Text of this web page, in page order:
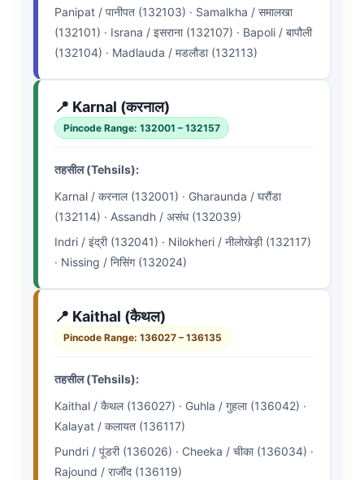
Panipat / पानीपत (132103) · Samalkha / समालखा
(132101) · Israna / इसराना (132107) · Bapoli / बापौली
(132104) · Madlauda / मडलौडा (132113)
📍 Karnal (करनाल)
Pincode Range: 132001 – 132157
तहसील (Tehsils):
Karnal / करनाल (132001) · Gharaunda / घरौंडा
(132114) · Assandh / असंध (132039)
Indri / इंद्री (132041) · Nilokheri / नीलोखेड़ी (132117)
· Nissing / निसिंग (132024)
📍 Kaithal (कैथल)
Pincode Range: 136027 – 136135
तहसील (Tehsils):
Kaithal / कैथल (136027) · Guhla / गुहला (136042) ·
Kalayat / कलायत (136117)
Pundri / पूंडरी (136026) · Cheeka / चीका (136034) ·
Rajound / राजौंद (136119)